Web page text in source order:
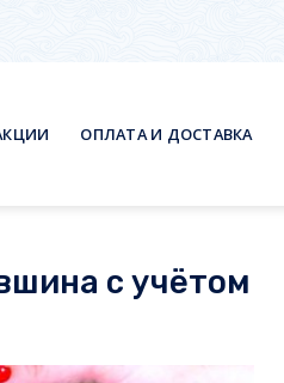
ОПЛАТА И ДОСТАВКА
с учётом